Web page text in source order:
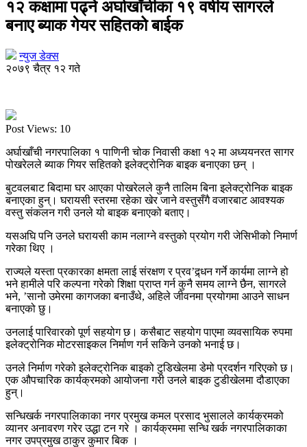
१२ कक्षामा पढ्ने अर्घाखाँचीका १९ वर्षीय सागरले
बनाए ब्याक गेयर सहितको बाईक
न्युज डेक्स
२०७९ चैत्र १२ गते
Post Views: 10
अर्घाखाँची नगरपालिका १ पाणिनी चोक निवासी कक्षा १२ मा अध्ययनरत सागर
पोखरेलले ब्याक गियर सहितको इलेक्ट्रोनिक बाइक बनाएका छन् ।
बुटवलबाट बिदामा घर आएका पोखरेलले कुनै तालिम बिना इलेक्ट्रोनिक बाइक
बनाएका हुन्। घरायसी स्तरमा रहेका खेर जाने वस्तुसँगै वजारबाट आवश्यक
वस्तु संकलन गरी उनले यो बाइक बनाएको बताए।
यसअघि पनि उनले घरायसी काम नलाग्ने वस्तुको प्रयोग गरी जेसिभीको निमार्ण
गरेका थिए ।
राज्यले यस्ता प्रकारका क्षमता लाई संरक्षण र प्रव’द्र्धन गर्ने कार्यमा लाग्ने हो
भने हामीले परि कल्पना गरेको शिक्षा प्राप्त गर्न कुनै समय लाग्ने छैन, सागरले
भने, ’सानो उमेरमा कागजका बनाउँथे, अहिले जीवनमा प्रयोगमा आउने साधन
बनाएको छु।
उनलाई पारिवारको पूर्ण सहयोग छ। कसैबाट सहयोग पाएमा व्यवसायिक रुपमा
इलेक्ट्रोनिक मोटरसाइकल निर्माण गर्न सकिने उनको भनाई छ।
उनले निर्माण गरेको इलेक्ट्रोनिक बाइको टुडिखेलमा डेमो प्रदर्शन गरिएको छ।
एक औपचारिक कार्यक्रमको आयोजना गरी उनले बाइक टुडीखेलमा दौडाएका
हुन्।
सन्धिखर्क नगरपालिकाका नगर प्रमुख कमल प्रसाद भुसालले कार्यक्रमको
व्यानर अनावरण गरेर उद्धा टन गरे । कार्यक्रममा सन्धि खर्क नगरपालिकाका
नगर उपप्रमुख ठाकुर कुमार बिक ।